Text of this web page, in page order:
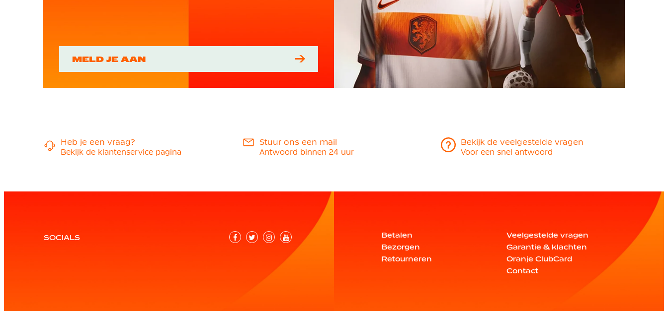
MELD JE AAN
Heb je een vraag?
Bekijk de klantenservice pagina
Stuur ons een mail
Antwoord binnen 24 uur
Bekijk de veelgestelde vragen
Voor een snel antwoord
SOCIALS
Betalen
Bezorgen
Retourneren
Veelgestelde vragen
Garantie & klachten
Oranje ClubCard
Contact